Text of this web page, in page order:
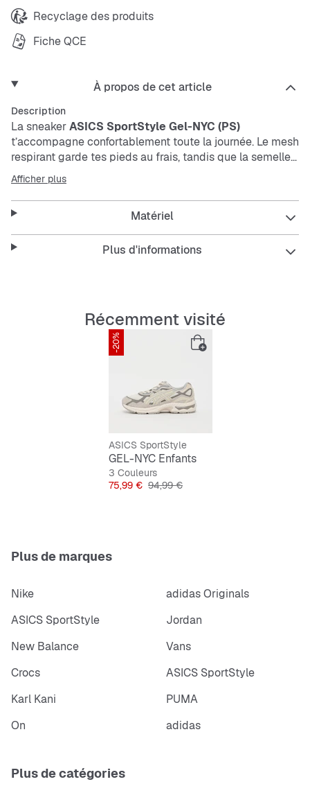
Recyclage des produits
Fiche QCE
À propos de cet article
Description
La sneakerASICS SportStyle Gel-NYC (PS)
t’accompagne confortablement toute la journée. Le mesh
respirant garde tes pieds au frais, tandis que la semelle
extérieure résistante à l’abrasion assure une longue
durée de vie. La coupe basse et les lacets te donnent
liberté de mouvement et maintien sûr.
Afficher plus
Matériel
Plus d'informations
Récemment visité
-20%
ASICS SportStyle
GEL-NYC Enfants
3 Couleurs
Prix
75,99 € Prix original
94,99 €
Plus de marques
Nike
adidas Originals
ASICS SportStyle
Jordan
New Balance
Vans
Crocs
ASICS SportStyle
Karl Kani
PUMA
On
adidas
Plus de catégories